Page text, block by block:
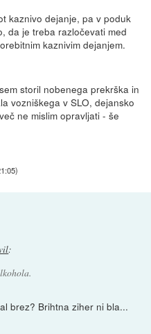
kaznivo dejanje, pa v poduk
da je treba razločevati med
kaznivim dejanjem.
storil nobenega prekrška in
vozniškega v SLO, dejansko
ne mislim opravljati - še
)
:
brez? Brihtna ziher ni bla...